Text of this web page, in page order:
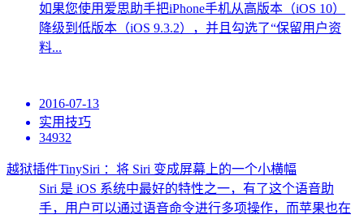
如果您使用爱思助手把iPhone手机从高版本（iOS 10）
降级到低版本（iOS 9.3.2），并且勾选了“保留用户资
料...
2016-07-13
实用技巧
34932
越狱插件TinySiri ：将 Siri 变成屏幕上的一个小横幅
Siri 是 iOS 系统中最好的特性之一，有了这个语音助
手，用户可以通过语音命令进行多项操作，而苹果也在